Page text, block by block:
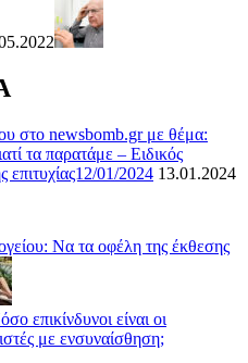
στο newsbomb.gr με θέμα:
τα παρατάμε – Ειδικός
επιτυχίας12/01/2024 13.01.2024
Να τα οφέλη της έκθεσης
επικίνδυνοι είναι οι
με ενσυναίσθηση;